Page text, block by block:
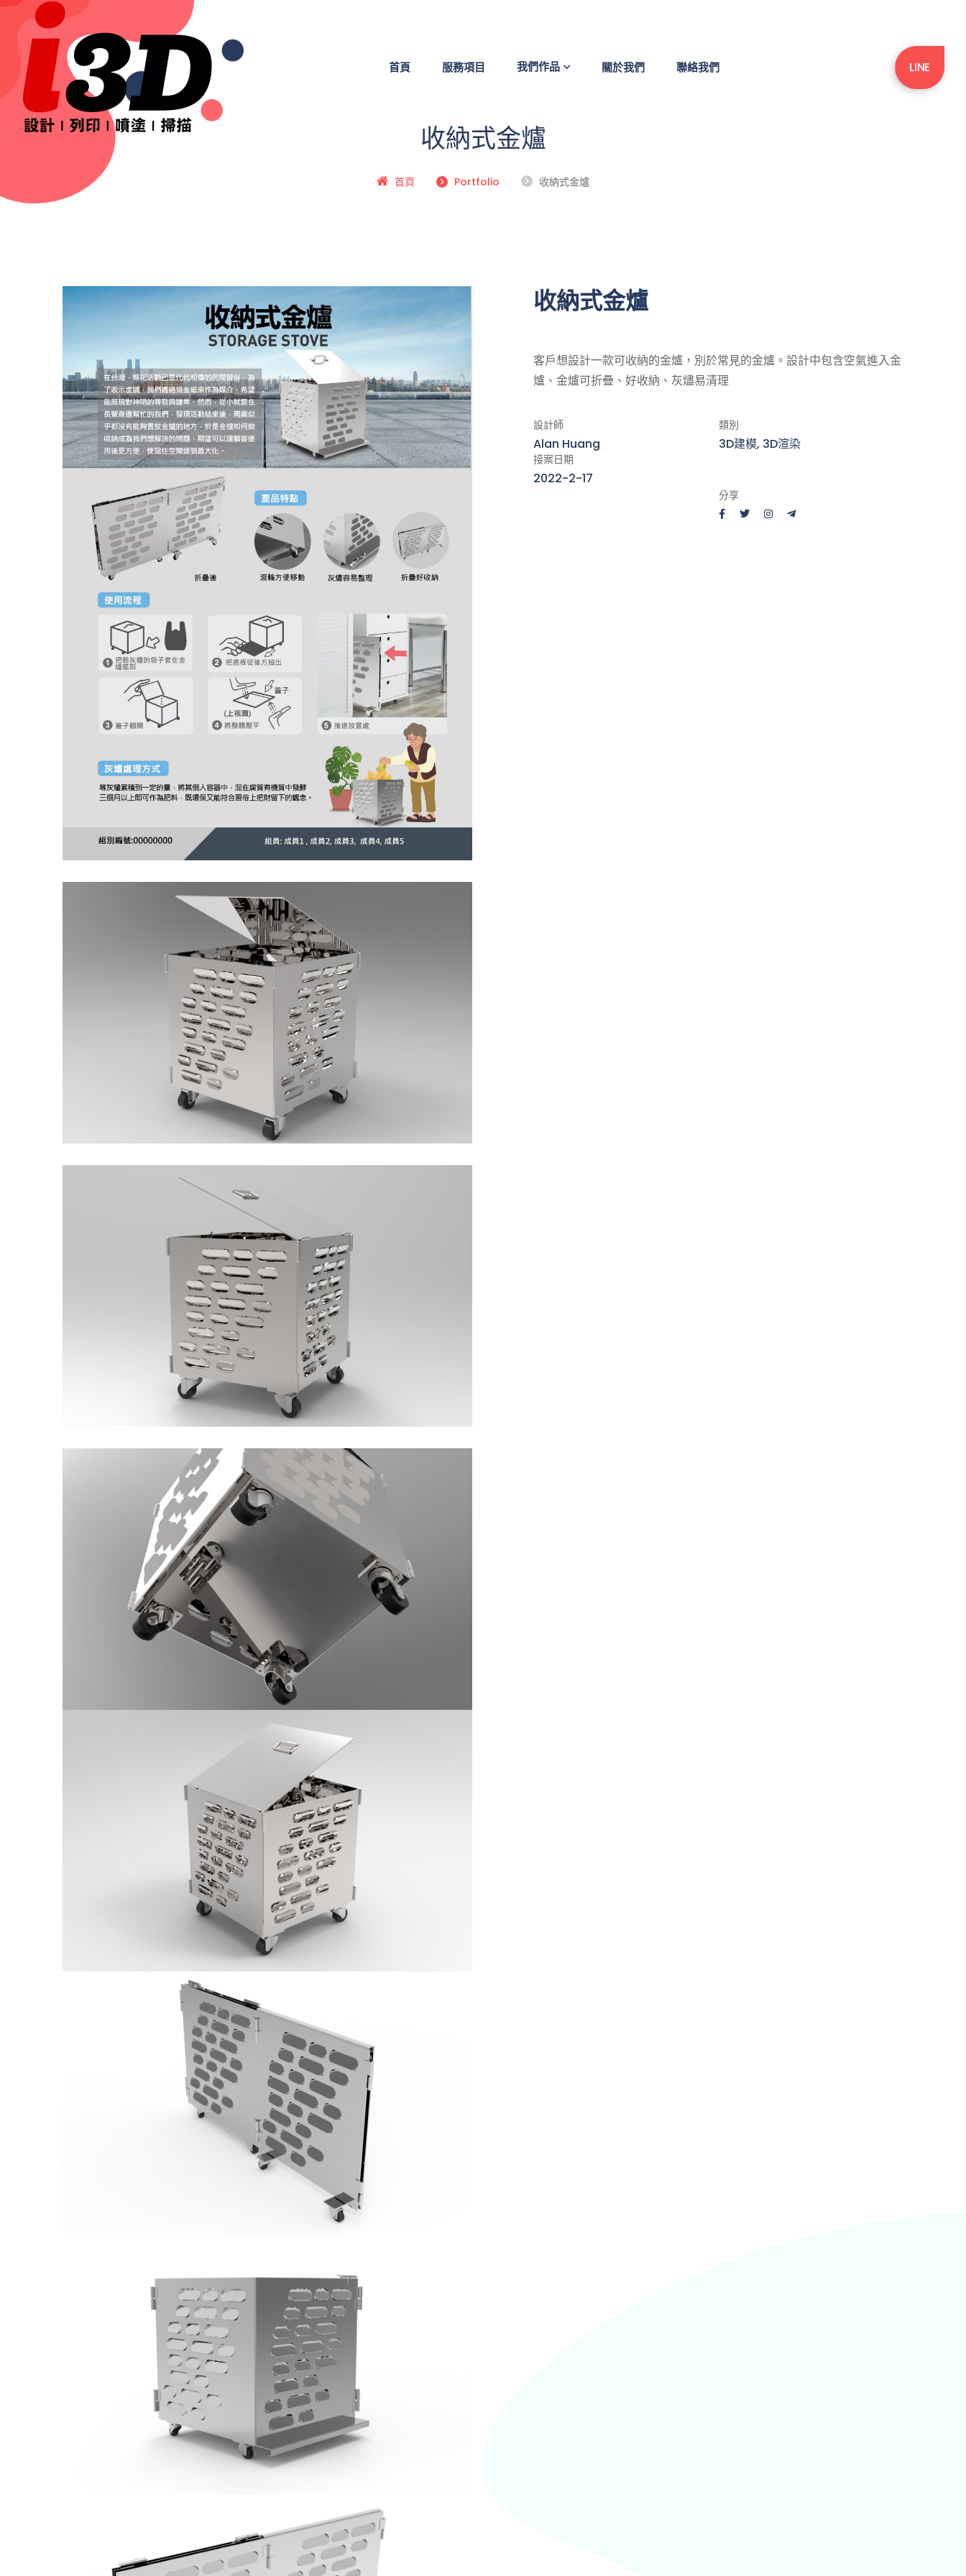
首頁 服務項目 我們作品 關於我們 聯絡我們 LINE
收納式金爐
首頁 Portfolio 收納式金爐
收納式金爐
客戶想設計一款可收納的金爐，別於常見的金爐。設計中包含空氣進入金
爐、金爐可折疊、好收納、灰燼易清理
設計師
Alan Huang
接案日期
2022-2-17
類別
3D建模, 3D渲染
分享